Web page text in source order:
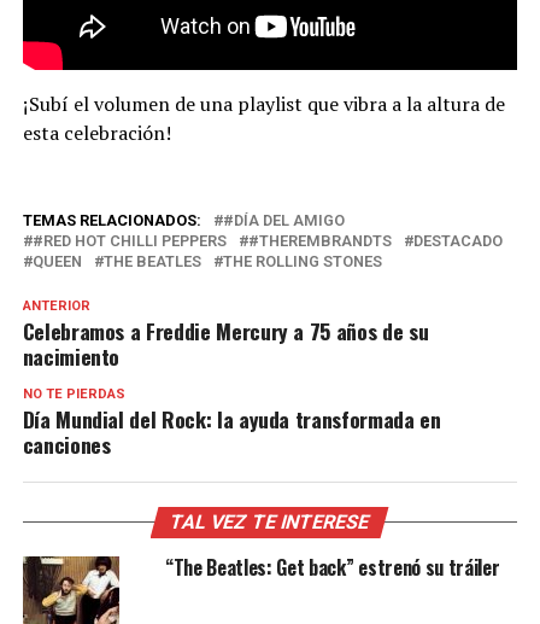
¡Subí el volumen de una playlist que vibra a la altura de
esta celebración!
TEMAS RELACIONADOS:
#DÍA DEL AMIGO
#RED HOT CHILLI PEPPERS
#THEREMBRANDTS
DESTACADO
QUEEN
THE BEATLES THE ROLLING STONES
ANTERIOR
Celebramos a Freddie Mercury a 75 años de su
nacimiento
NO TE PIERDAS
Día Mundial del Rock: la ayuda transformada en
canciones
TAL VEZ TE INTERESE
“The Beatles: Get back” estrenó su tráiler